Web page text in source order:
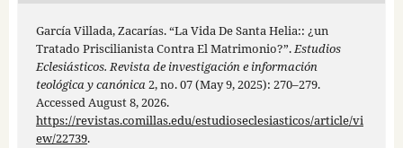
García Villada, Zacarías. “La Vida De Santa Helia:: ¿un
Tratado Priscilianista Contra El Matrimonio?”.Estudios
Eclesiásticos. Revista de investigación e información
teológica y canónica2, no. 07 (May 9, 2025): 270–279.
Accessed August 8, 2026.
https://revistas.comillas.edu/estudioseclesiasticos/article/vi
ew/22739.